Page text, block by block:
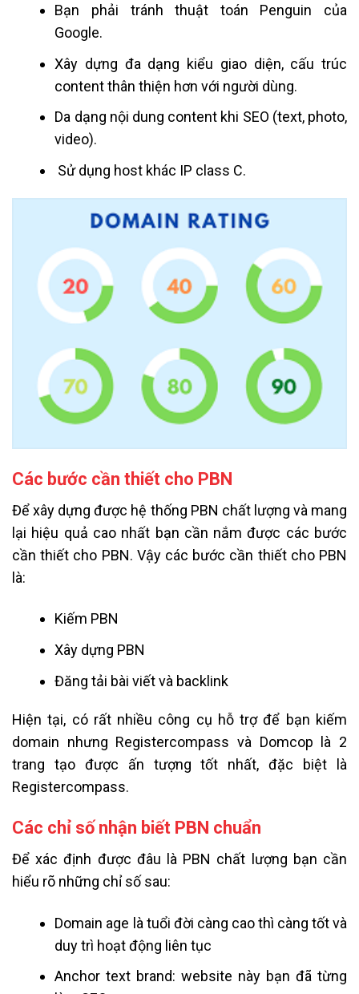
Bạn phải tránh thuật toán Penguin của
Google.
Xây dựng đa dạng kiểu giao diện, cấu trúc
content thân thiện hơn với người dùng.
Da dạng nội dung content khi SEO (text, photo,
video).
Sử dụng host khác IP class C.
Các bước cần thiết cho PBN
Để xây dựng được hệ thống PBN chất lượng và mang
lại hiệu quả cao nhất bạn cần nắm được các bước
cần thiết cho PBN. Vậy các bước cần thiết cho PBN
là:
Kiếm PBN
Xây dựng PBN
Đăng tải bài viết và backlink
Hiện tại, có rất nhiều công cụ hỗ trợ để bạn kiếm
domain nhưng Registercompass và Domcop là 2
trang tạo được ấn tượng tốt nhất, đặc biệt là
Registercompass.
Các chỉ số nhận biết PBN chuẩn
Để xác định được đâu là PBN chất lượng bạn cần
hiểu rõ những chỉ số sau:
Domain age là tuổi đời càng cao thì càng tốt và
duy trì hoạt động liên tục
Anchor text brand: website này bạn đã từng